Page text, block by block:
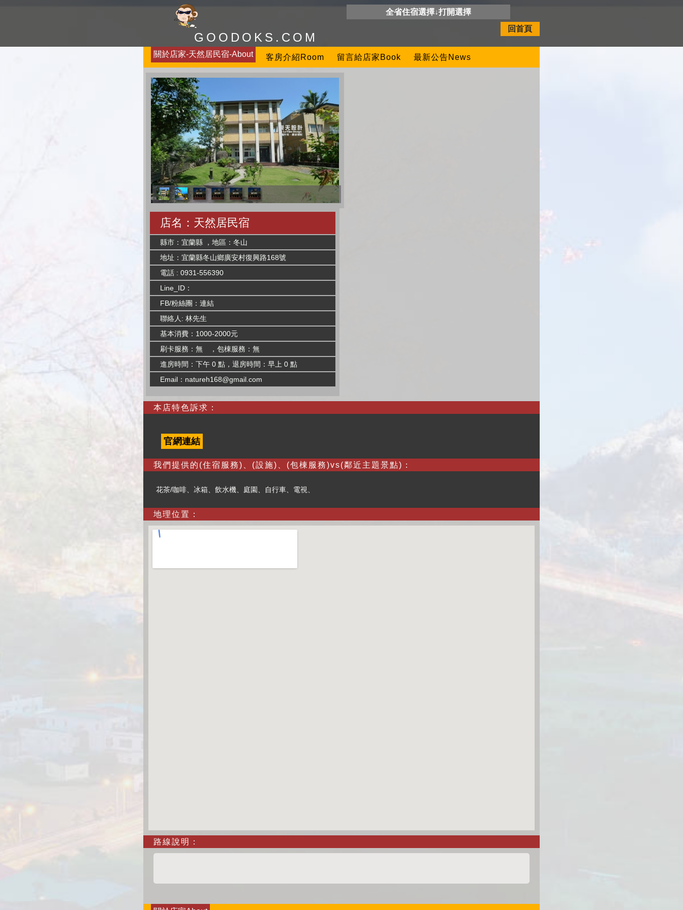
GOODOKS.COM
全省住宿選擇↓打開選擇
回首頁
關於店家-天然居民宿-About 客房介紹Room 留言給店家Book 最新公告News
店名：天然居民宿
縣市：宜蘭縣 ，地區：冬山
地址：宜蘭縣冬山鄉廣安村復興路168號
電話 : 0931-556390
Line_ID：
FB/粉絲團：連結
聯絡人: 林先生
基本消費：1000-2000元
刷卡服務：無 ，包棟服務：無
進房時間：下午 0 點，退房時間：早上 0 點
Email： natureh168@gmail.com
本店特色訴求：
官網連結
我們提供的(住宿服務)、(設施)、(包棟服務)vs(鄰近主題景點)：
花茶/咖啡、冰箱、飲水機、庭園、自行車、電視、
地理位置：
路線說明：